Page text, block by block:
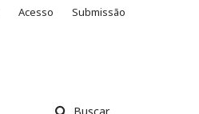
Acesso Submissão